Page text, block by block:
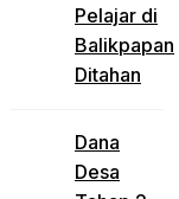
Pelajar di
Balikpapan
Ditahan
Dana
Desa